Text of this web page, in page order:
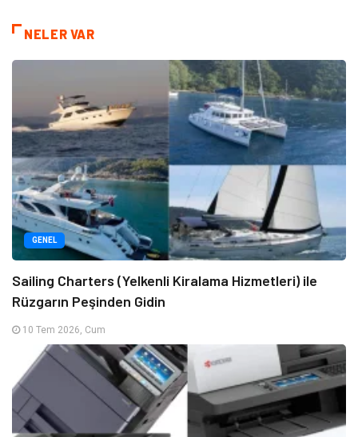
NELER VAR
GENEL
Sailing Charters (Yelkenli Kiralama Hizmetleri) ile
Rüzgarın Peşinden Gidin
10 Tem 2026, Cum